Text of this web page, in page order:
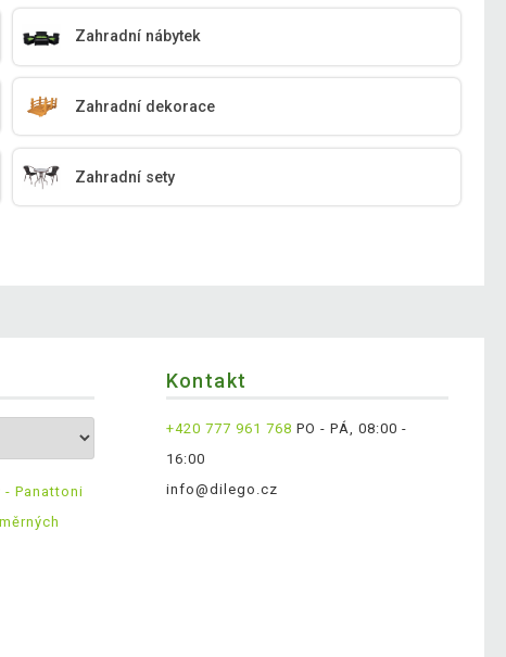
Zahradní nábytek
Zahradní dekorace
Zahradní sety
- Panattoni
Kontakt
+420 777 961 768 PO - PÁ, 08:00 -
16:00
info@dilego.cz